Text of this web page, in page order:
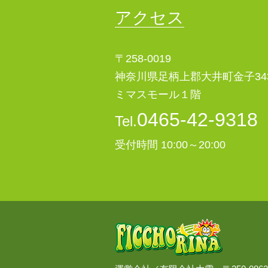
ご本人の照会
法令、規範の遵守と見直し
当社は、保有する個人情報
個人情報に関するお問い合せ
アクセス
〒258-0019
神奈川県足柄上郡大井町金子
ミマスモール１階
Tel.0465-42-9318
受付時間 10:00～20:00